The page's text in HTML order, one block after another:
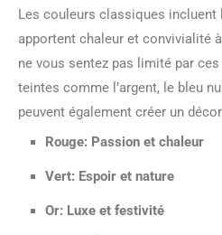
Les couleurs classiques incluent
apportent chaleur et convivialité
ne vous sentez pas limité par
teintes comme l’argent, le bleu
peuvent également créer un
Rouge: Passion et chaleur
Vert: Espoir et nature
Or: Luxe et festivité